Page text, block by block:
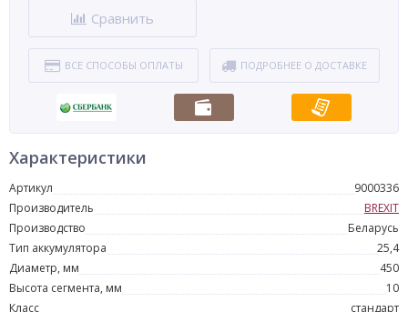
Сравнить
ВСЕ СПОСОБЫ ОПЛАТЫ ПОДРОБНЕЕ О ДОСТАВКЕ
Характеристики
Артикул
9000336
Производитель
BREXIT
Производство
Беларусь
Тип аккумулятора
25,4
Диаметр, мм
450
Высота сегмента, мм
10
Класс
стандарт